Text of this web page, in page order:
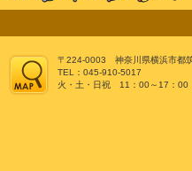
〒224-0003 神奈川県横浜市都
TEL：045-910-5017
火・土・日祝 11：00～17：